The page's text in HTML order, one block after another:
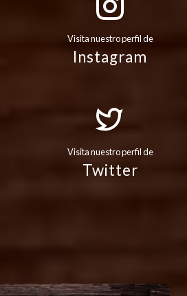
Visita nuestro perfil de
Instagram
Visita nuestro perfil de
Twitter